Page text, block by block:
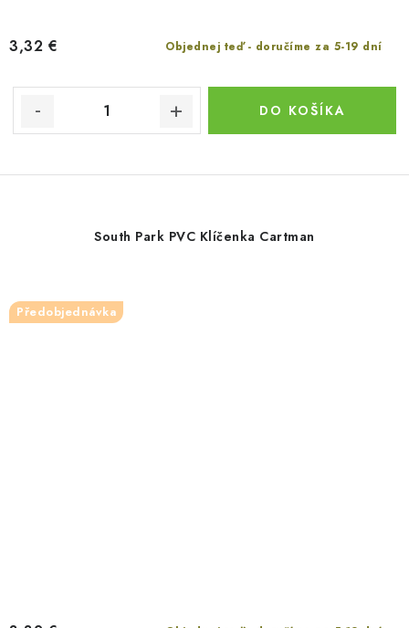
Objednej teď - doručíme za 5-19 dní
3,32 €
DO KOŠÍKA
South Park PVC Klíčenka Cartman
Předobjednávka